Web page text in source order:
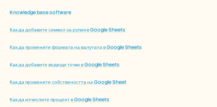
Knowledge base software
Как да добавите символ за рупия в Google Sheets
Как да промените формата на валутата в Google Sheets
Как да добавите водещи точки в Google Sheets
Как да промените собствеността на Google Sheet
Как да изчислите процент в Google Sheets